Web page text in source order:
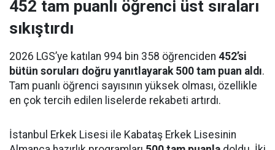
452 tam puanlı öğrenci üst sıraları
sıkıştırdı
2026 LGS’ye katılan 994 bin 358 öğrenciden 452’si
bütün soruları doğru yanıtlayarak 500 tam puan aldı.
Tam puanlı öğrenci sayısının yüksek olması, özellikle
en çok tercih edilen liselerde rekabeti artırdı.
İstanbul Erkek Lisesi ile Kabataş Erkek Lisesinin